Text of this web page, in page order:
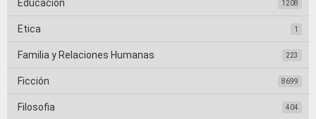
Educacion 1208
Etica 1
Familia y Relaciones Humanas 223
Ficción 8699
Filosofia 404